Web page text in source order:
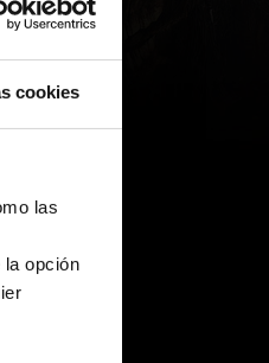
cookies
las
la opción